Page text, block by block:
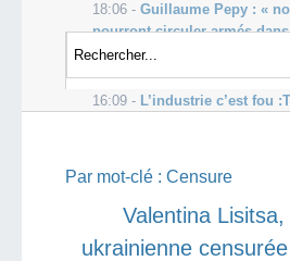
Starting Doc
18:06 - Guillaume Pepy : «
pourront circuler armés
17:32 -Un médecin
150 sportifs à se doper
16:09 - L’industrie c’est fou
Par mot-clé : Censure
Valentina
ukrainienne